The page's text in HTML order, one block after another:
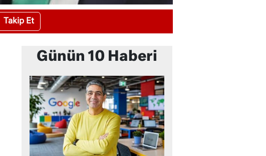
Takip Et
Günün 10 Haberi